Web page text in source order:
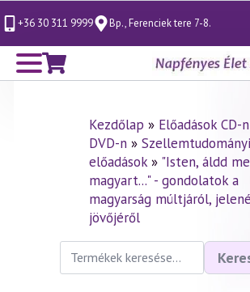
+36 30 311 9999 Bp., Ferenciek tere 7-8.
Kezdőlap » Előadások CD-
DVD-n» Szellemtudományi
előadások» "Isten, áldd
magyart..." - gondolatok a
magyarság múltjáról,
jövőjéről
Keresés
következőre: